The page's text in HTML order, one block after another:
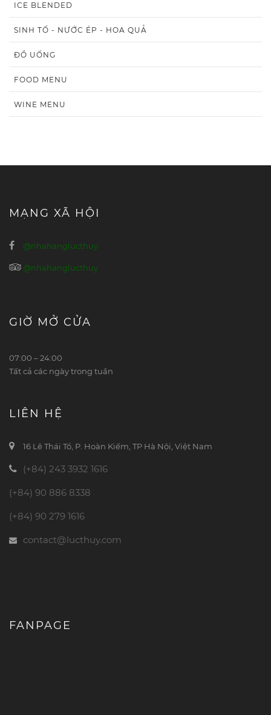
ICE BLENDED
SINH TỐ - NƯỚC ÉP - HOA QUẢ
ĐỒ UỐNG
FOOD MENU
WINE MENU
MẠNG XÃ HỘI
@nhahanglucthuy
@nhahanglucthuy
GIỜ MỞ CỬA
07:00 – 24:00
Tất cả các ngày trong tuần
LIÊN HỆ
16 Lê Thái Tổ, P. Hoàn Kiếm, TP Hà Nội, Việt Nam
(+84) 243 3932 1616
(+84) 90 886 8338
(+84) 90 279 1616
contact@lucthuy.com
FANPAGE